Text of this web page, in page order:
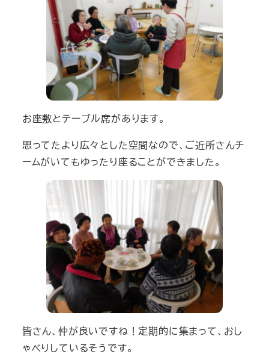
お座敷とテーブル席があります。
思ってたより広々とした空間なので、ご近所さんチ
ームがいてもゆったり座ることができました。
皆さん、仲が良いですね！定期的に集まって、おし
ゃべりしているそうです。